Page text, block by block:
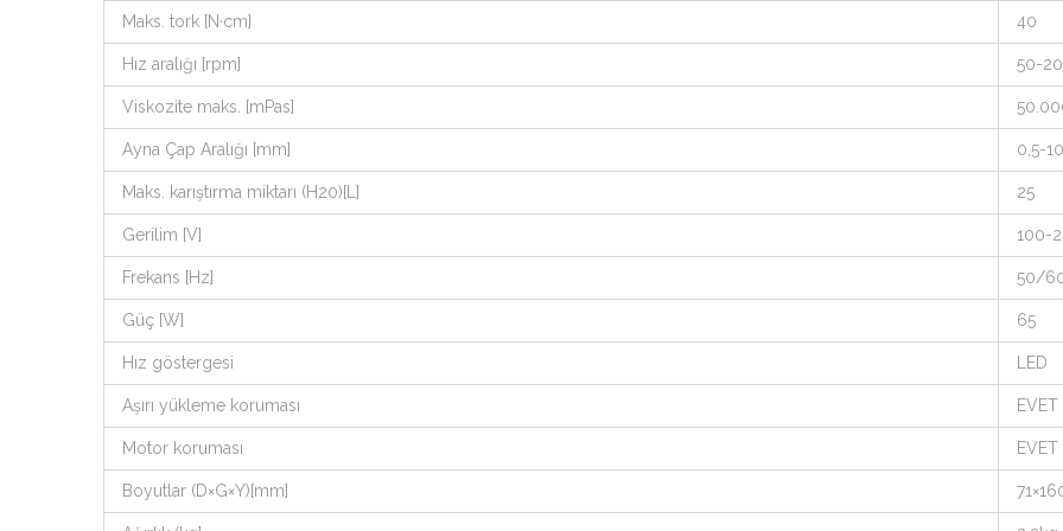
Maks. tork [N·cm] 40
Hız aralığı [rpm] 50-
Viskozite maks. [mPas]
Ayna Çap Aralığı [mm] 0,5-10
Maks. karıştırma miktarı (H20)[L] 25
Gerilim [V] 100-
Frekans [Hz] 50/
Güç [W] 65
Hız göstergesi LED
Aşırı yükleme koruması EVET
Motor koruması EVET
Boyutlar (D×G×Y)[mm]